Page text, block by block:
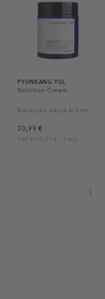
PYUNKANG YUL
Nutrition Cream
Barojošs sejas krēms
30,99 €
100 ml (0,31 € / 1 ml)